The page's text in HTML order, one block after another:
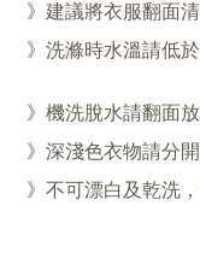
》建議將衣服翻面
》 洗滌時水溫請低
》機洗脫水請翻面
》深淺色衣物請分
》不可漂白及乾洗